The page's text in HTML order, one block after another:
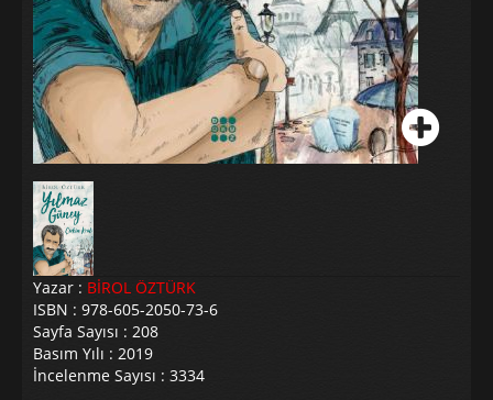
Yazar : BİROL ÖZTÜRK
ISBN : 978-605-2050-73-6
Sayfa Sayısı : 208
Basım Yılı : 2019
İncelenme Sayısı : 3334